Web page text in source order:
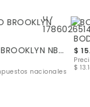
ENTERITO BROOKLYN NB-XL
nacionales
$
$